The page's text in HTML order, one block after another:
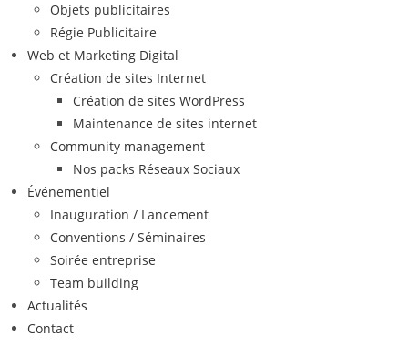
Objets publicitaires
Régie Publicitaire
Web et Marketing Digital
Création de sites Internet
Création de sites WordPress
Maintenance de sites internet
Community management
Nos packs Réseaux Sociaux
Événementiel
Inauguration / Lancement
Conventions / Séminaires
Soirée entreprise
Team building
Actualités
Contact